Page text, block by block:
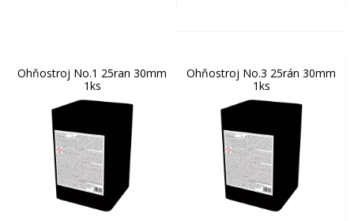
Ohňostroj No.1 25ran 30mm
1ks
Ohňostroj No.3 25rán 30mm
1ks